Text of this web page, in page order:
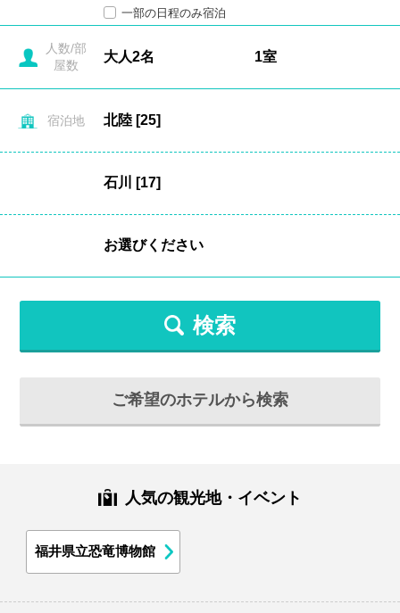
一部の日程のみ宿泊
人数/部
屋数
宿泊地
検索
ご希望のホテルから検索
人気の観光地・イベント
福井県立恐竜博物館